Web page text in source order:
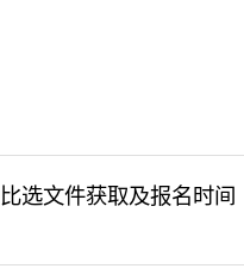
比选文件获取及报名时间